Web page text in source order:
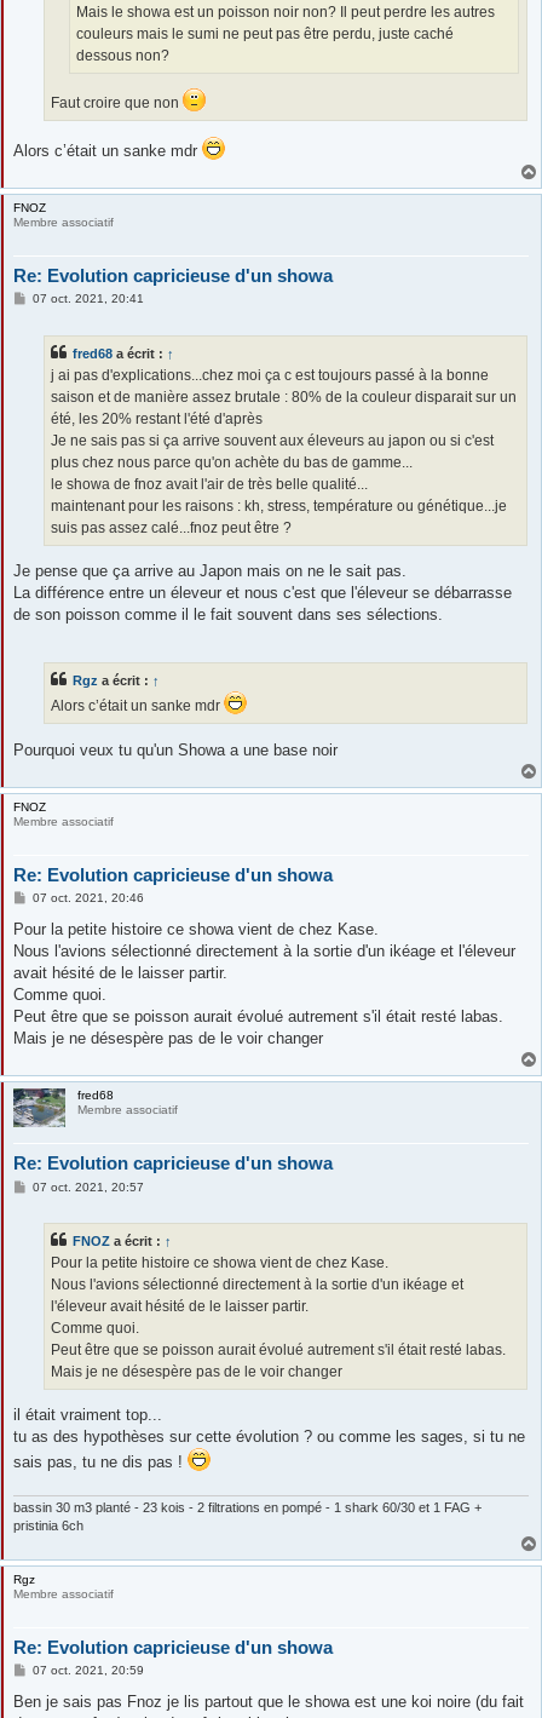
Mais le showa est un poisson noir non? Il peut perdre les autres
couleurs mais le sumi ne peut pas être perdu, juste caché
dessous non?
Faut croire que non
Alors c’était un sanke mdr
FNOZ
Membre associatif
Re: Evolution capricieuse d'un showa
M07 oct. 2021, 20:41
fred68 a écrit : ↑
j ai pas d'explications...chez moi ça c est toujours passé à la bonne
saison et de manière assez brutale : 80% de la couleur disparait sur un
été, les 20% restant l'été d'après
Je ne sais pas si ça arrive souvent aux éleveurs au japon ou si c'est
plus chez nous parce qu'on achète du bas de gamme...
le showa de fnoz avait l'air de très belle qualité...
maintenant pour les raisons : kh, stress, température ou génétique...je
suis pas assez calé...fnoz peut être ?
Je pense que ça arrive au Japon mais on ne le sait pas.
La différence entre un éleveur et nous c'est que l'éleveur se débarrasse
de son poisson comme il le fait souvent dans ses sélections.
Rgz a écrit : ↑
Alors c’était un sanke mdr
Pourquoi veux tu qu'un Showa a une base noir
FNOZ
Membre associatif
Re: Evolution capricieuse d'un showa
M
s
a
g
07 oct. 2021, 20:46
Pour la petite histoire ce showa vient de chez Kase.
Nous l'avions sélectionné directement à la sortie d'un ikéage et l'éleveur
avait hésité de le laisser partir.
Comme quoi.
Peut être que se poisson aurait évolué autrement s'il était resté labas.
Mais je ne désespère pas de le voir changer
fred68
Membre associatif
Re: Evolution capricieuse d'un showa
M07 oct. 2021, 20:57
FNOZ a écrit : ↑
Pour la petite histoire ce showa vient de chez Kase.
Nous l'avions sélectionné directement à la sortie d'un ikéage et
l'éleveur avait hésité de le laisser partir.
Comme quoi.
Peut être que se poisson aurait évolué autrement s'il était resté labas.
Mais je ne désespère pas de le voir changer
il était vraiment top...
tu as des hypothèses sur cette évolution ? ou comme les sages, si tu ne
sais pas, tu ne dis pas !
bassin 30 m3 planté - 23 kois - 2 filtrations en pompé - 1 shark 60/30 et 1 FAG +
pristinia 6ch
Rgz
Membre associatif
Re: Evolution capricieuse d'un showa
M
s
07 oct. 2021, 20:59
Ben je sais pas Fnoz je lis partout que le showa est une koi noire (du fait